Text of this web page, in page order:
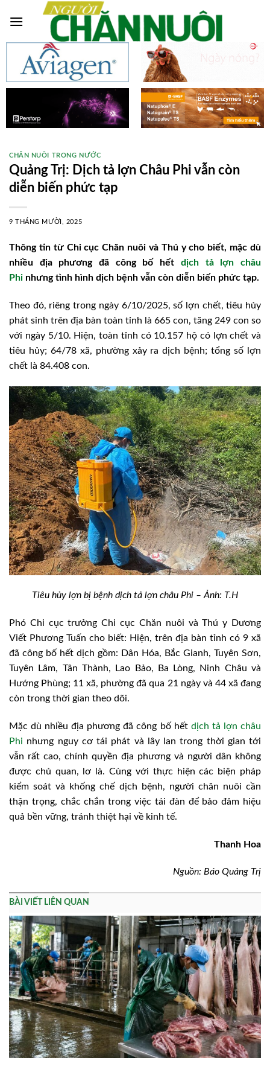
CHĂN NUÔI TRONG NƯỚC
Quảng Trị: Dịch tả lợn Châu Phi vẫn còn
diễn biến phức tạp
9 THÁNG MƯỜI, 2025
Thông tin từ Chi cục Chăn nuôi và Thú y cho biết, mặc dù
nhiều địa phương đã công bố hết dịch tả lợn châu
Phi nhưng tình hình dịch bệnh vẫn còn diễn biến phức tạp.
Theo đó, riêng trong ngày 6/10/2025, số lợn chết, tiêu hủy
phát sinh trên địa bàn toàn tỉnh là 665 con, tăng 249 con so
với ngày 5/10. Hiện, toàn tỉnh có 10.157 hộ có lợn chết và
tiêu hủy; 64/78 xã, phường xảy ra dịch bệnh; tổng số lợn
chết là 84.408 con.
Tiêu hủy lợn bị bệnh dịch tả lợn châu Phi – Ảnh: T.H
Phó Chi cục trưởng Chi cục Chăn nuôi và Thú y Dương
Viết Phương Tuấn cho biết: Hiện, trên địa bàn tỉnh có 9 xã
đã công bố hết dịch gồm: Dân Hóa, Bắc Gianh, Tuyên Sơn,
Tuyên Lâm, Tân Thành, Lao Bảo, Ba Lòng, Ninh Châu và
Hướng Phùng; 11 xã, phường đã qua 21 ngày và 44 xã đang
còn trong thời gian theo dõi.
Mặc dù nhiều địa phương đã công bố hết dịch tả lợn châu
Phi nhưng nguy cơ tái phát và lây lan trong thời gian tới
vẫn rất cao, chính quyền địa phương và người dân không
được chủ quan, lơ là. Cùng với thực hiện các biện pháp
kiểm soát và khống chế dịch bệnh, người chăn nuôi cần
thận trọng, chắc chắn trong việc tái đàn để bảo đảm hiệu
quả bền vững, tránh thiệt hại về kinh tế.
Thanh Hoa
Nguồn: Báo Quảng Trị
BÀI VIẾT LIÊN QUAN